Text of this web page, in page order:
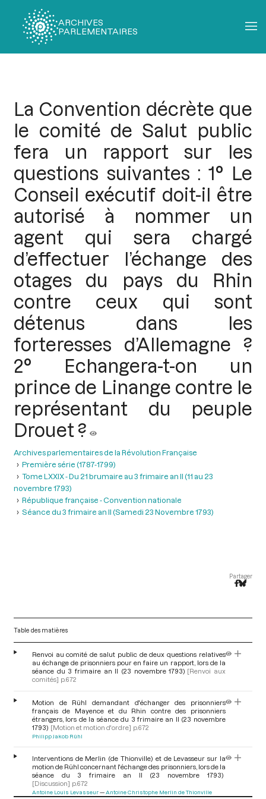
ARCHIVES
PARLEMENTAIRES
La Convention décrète que
le comité de Salut public
fera un rapport sur les
questions suivantes : 1° Le
Conseil exécutif doit-il être
autorisé à nommer un
agent qui sera chargé
d’effectuer l’échange des
otages du pays du Rhin
contre ceux qui sont
détenus dans les
forteresses d’Allemagne ?
2° Echangera-t-on un
prince de Linange contre le
représentant du peuple
Drouet ?
Archives parlementaires de la Révolution Française
Première série (1787-1799)
Tome LXXIX - Du 21 brumaire au 3 frimaire an II (11 au 23
novembre 1793)
République française - Convention nationale
Séance du 3 frimaire an II (Samedi 23 Novembre 1793)
Partager
Table des matières
Renvoi au comité de salut public de deux questions relatives
au échange de prisonniers pour en faire un rapport, lors de la
séance du 3 frimaire an II (23 novembre 1793) [Renvoi aux
comités] p.672
Motion de Rühl demandant d'échanger des prisonniers
français de Mayence et du Rhin contre des prisonniers
étrangers, lors de la séance du 3 frimaire an II (23 novembre
1793) [Motion et motion d'ordre] p.672
Philipp Jakob Rühl
Interventions de Merlin (de Thionville) et de Levasseur sur la
motion de Rühl concernant l'échange des prisonniers, lors de la
séance du 3 frimaire an II (23 novembre 1793)
[Discussion] p.672
Antoine Louis Levasseur Antoine Christophe Merlin de Thionville